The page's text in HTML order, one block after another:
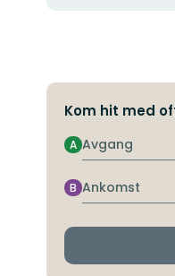
Kom hit med
Avgang
A
Ankomst
B